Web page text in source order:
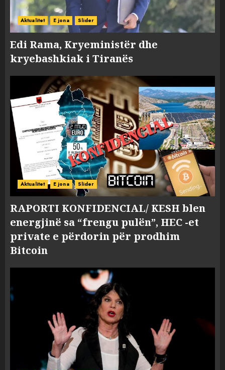
Aktualitet E jona Slider
Edi Rama, Kryeministër dhe
kryebashkiak i Tiranës
Aktualitet E jona Slider
RAPORTI KONFIDENCIAL/ KESH blen
energjinë sa “frengu pulën”, HEC -et
private e përdorin për prodhim
Bitcoin